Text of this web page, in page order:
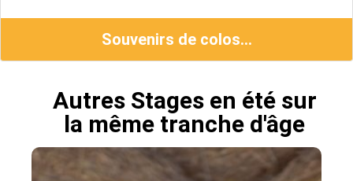
Souvenirs de colos...
Autres Stages en été sur
la même tranche d'âge